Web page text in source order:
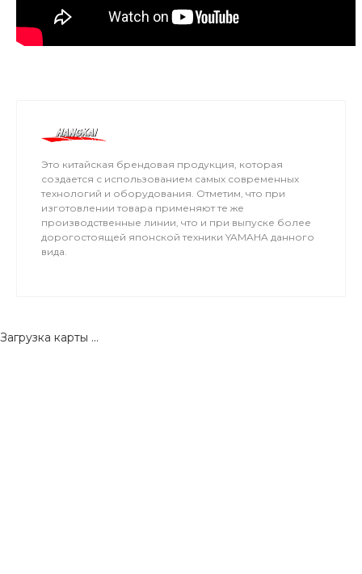
Это китайская брендовая продукция, которая
создается с использованием самых современных
технологий и оборудования. Отметим, что при
изготовлении товара применяют те же
производственные линии, что и при выпуске более
дорогостоящей японской техники YAMAHA данного
вида.
Загрузка карты ...